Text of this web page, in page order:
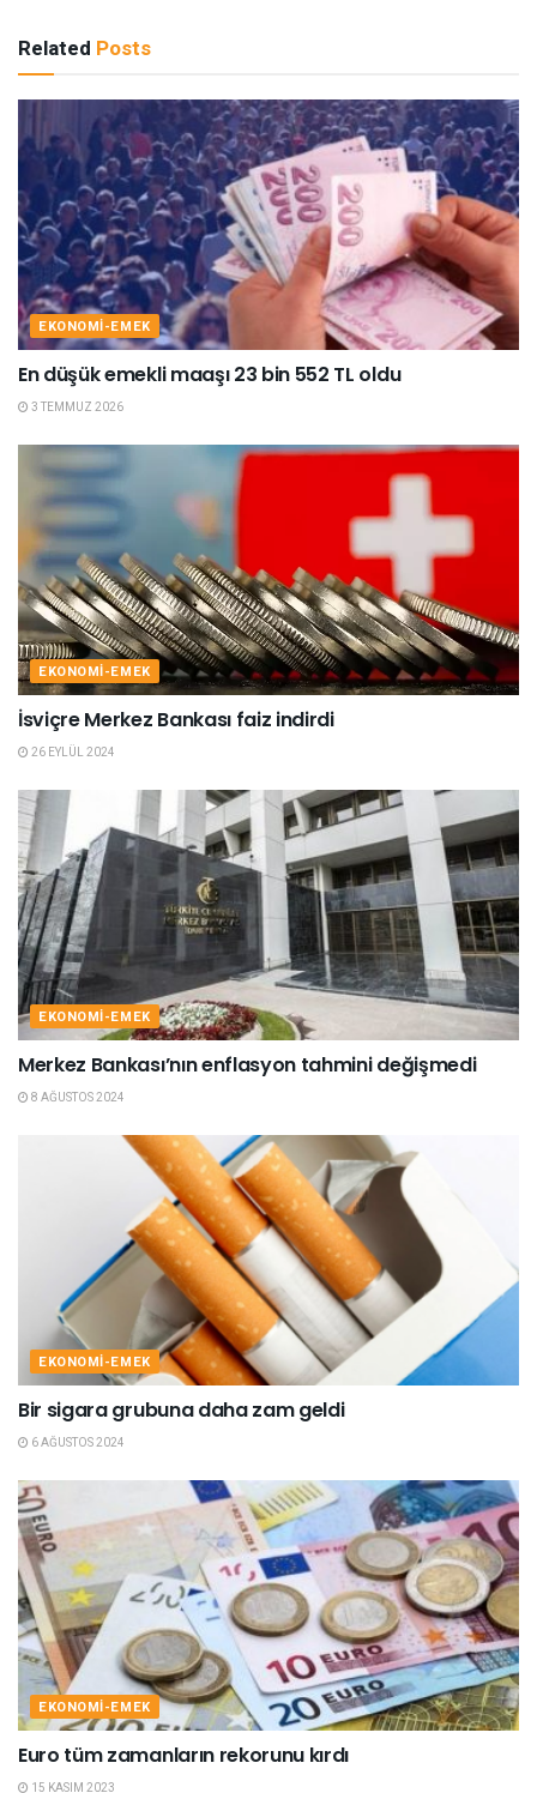
Related Posts
EKONOMI-EMEK
En düşük emekli maaşı 23 bin 552 TL oldu
3 TEMMUZ 2026
EKONOMI-EMEK
İsviçre Merkez Bankası faiz indirdi
26 EYLÜL 2024
EKONOMI-EMEK
Merkez Bankası’nın enflasyon tahmini değişmedi
8 AĞUSTOS 2024
EKONOMI-EMEK
Bir sigara grubuna daha zam geldi
6 AĞUSTOS 2024
EKONOMI-EMEK
Euro tüm zamanların rekorunu kırdı
15 KASIM 2023